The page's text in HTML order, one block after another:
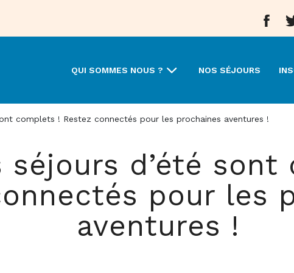
Aller
QUI SOMMES NOUS ? NOS SÉJOURS
complets ! Restez connectés pour les prochaines aventures !
séjours d’été sont
pour les
aventures !